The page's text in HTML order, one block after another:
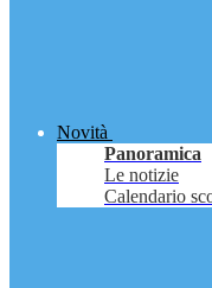
Novità
Panoramica
Le notizie
Calendario